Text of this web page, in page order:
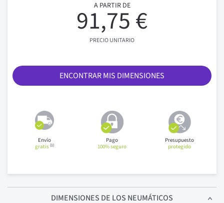
A PARTIR DE
91,75 €
PRECIO UNITARIO
ENCONTRAR MIS DIMENSIONES
Envío
gratis(1)
Pago
100% seguro
Presupuesto
protegido
DIMENSIONES DE LOS NEUMÁTICOS